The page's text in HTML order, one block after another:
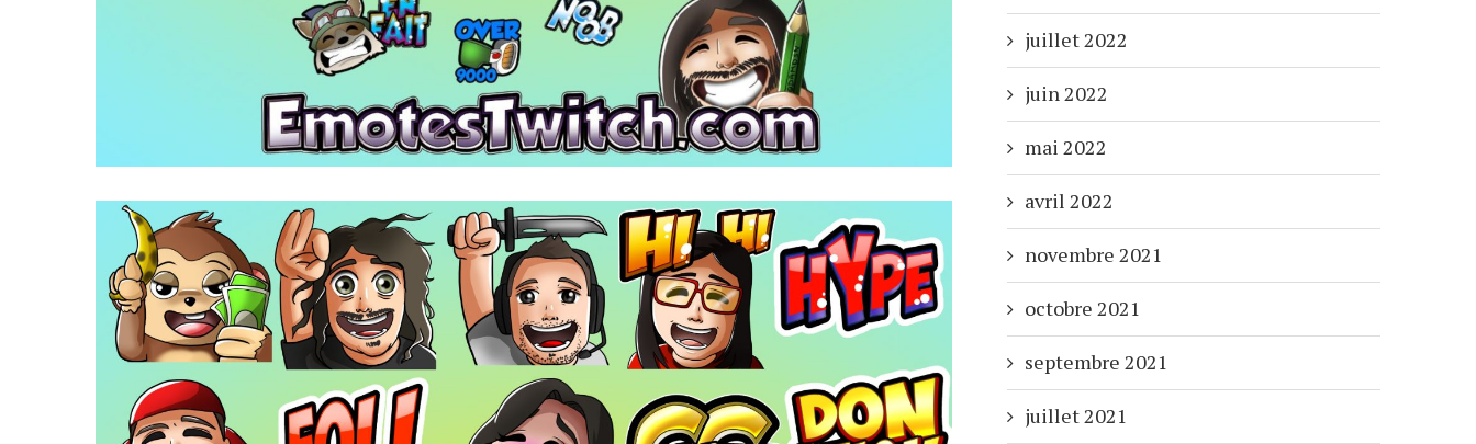
juillet 2022
juin 2022
mai 2022
avril 2022
novembre 2021
octobre 2021
septembre 2021
juillet 2021